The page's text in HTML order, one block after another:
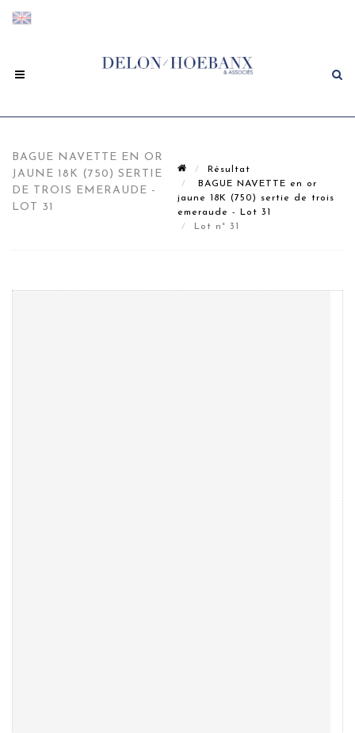
BAGUE NAVETTE EN OR
JAUNE 18K (750) SERTIE
DE TROIS EMERAUDE -
LOT 31
Résultat
BAGUE NAVETTE en or
jaune 18K (750) sertie de trois
emeraude - Lot 31
Lot n° 31